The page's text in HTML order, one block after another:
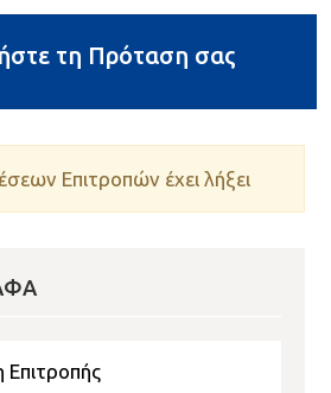
τη Πρόταση σας
Επιτροπών έχει λήξει
Επιτροπής